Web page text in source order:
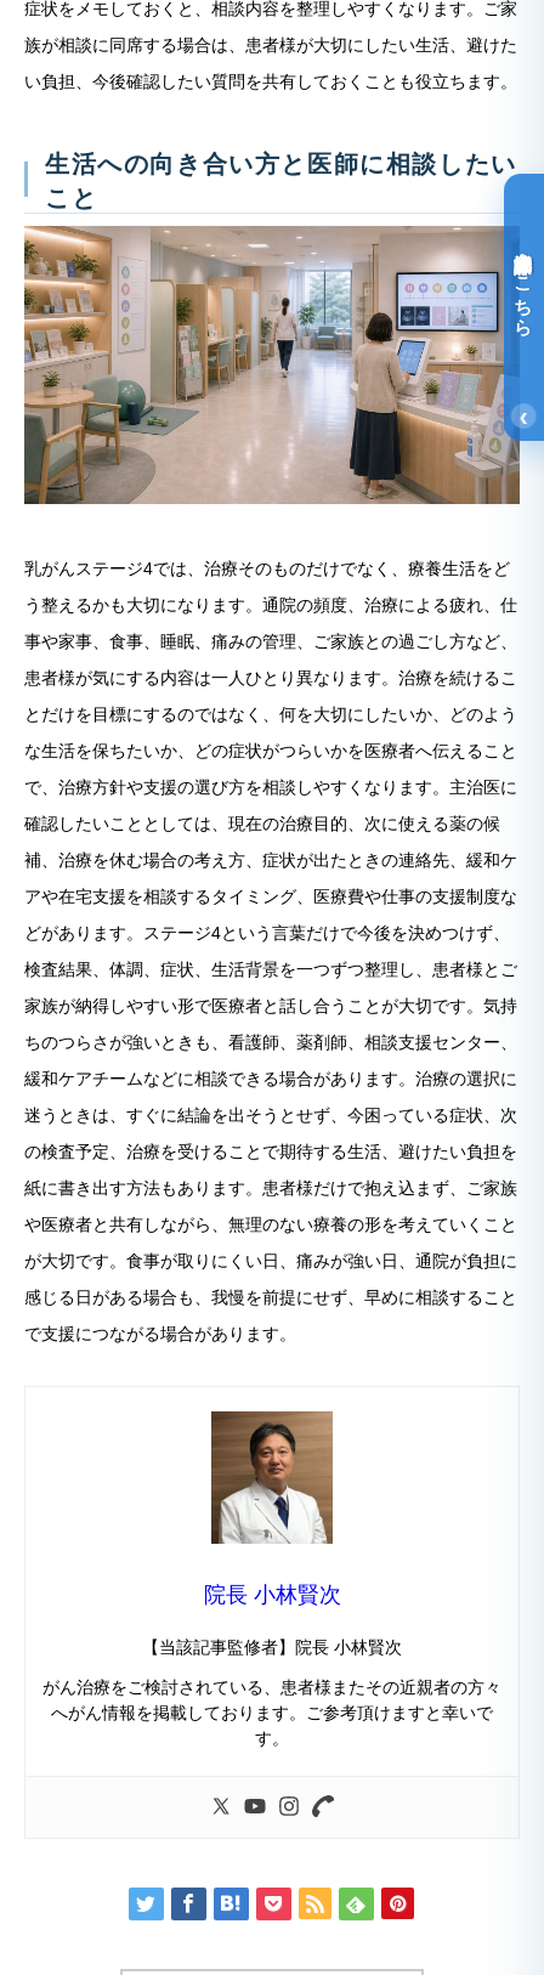
症状をメモしておくと、相談内容を整理しやすくなります。ご家
族が相談に同席する場合は、患者様が大切にしたい生活、避けた
い負担、今後確認したい質問を共有しておくことも役立ちます。
生活への向き合い方と医師に相談したい
こと
乳がんステージ4では、治療そのものだけでなく、療養生活をど
う整えるかも大切になります。通院の頻度、治療による疲れ、仕
事や家事、食事、睡眠、痛みの管理、ご家族との過ごし方など、
患者様が気にする内容は一人ひとり異なります。治療を続けるこ
とだけを目標にするのではなく、何を大切にしたいか、どのよう
な生活を保ちたいか、どの症状がつらいかを医療者へ伝えること
で、治療方針や支援の選び方を相談しやすくなります。主治医に
確認したいこととしては、現在の治療目的、次に使える薬の候
補、治療を休む場合の考え方、症状が出たときの連絡先、緩和ケ
アや在宅支援を相談するタイミング、医療費や仕事の支援制度な
どがあります。ステージ4という言葉だけで今後を決めつけず、
検査結果、体調、症状、生活背景を一つずつ整理し、患者様とご
家族が納得しやすい形で医療者と話し合うことが大切です。気持
ちのつらさが強いときも、看護師、薬剤師、相談支援センター、
緩和ケアチームなどに相談できる場合があります。治療の選択に
迷うときは、すぐに結論を出そうとせず、今困っている症状、次
の検査予定、治療を受けることで期待する生活、避けたい負担を
紙に書き出す方法もあります。患者様だけで抱え込まず、ご家族
や医療者と共有しながら、無理のない療養の形を考えていくこと
が大切です。食事が取りにくい日、痛みが強い日、通院が負担に
感じる日がある場合も、我慢を前提にせず、早めに相談すること
で支援につながる場合があります。
院長 小林賢次
【当該記事監修者】院長 小林賢次
がん治療をご検討されている、患者様またその近親者の方々
へがん情報を掲載しております。ご参考頂けますと幸いで
す。
‹
光免疫療法詳細はこちら